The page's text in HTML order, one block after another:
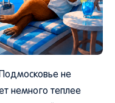
не
немного теплее